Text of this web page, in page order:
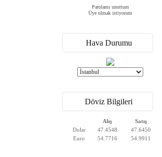
Parolamı unuttum
Üye olmak istiyorum
Hava Durumu
Döviz Bilgileri
Alış
Satış
Dolar
47.4548
47.6450
Euro
54.7716 54.9911